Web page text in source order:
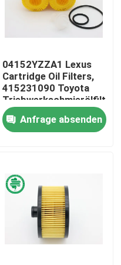
04152YZZA1 Lexus
Cartridge Oil Filters,
415231090 Toyota
Triebwerkschmierölfilter
Anfrage absenden